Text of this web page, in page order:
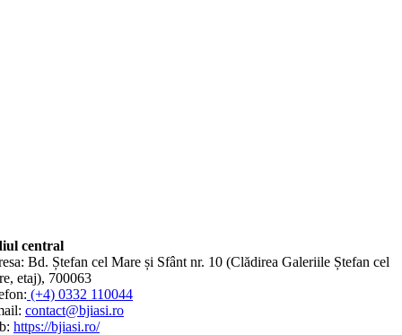
central
Bd. Ștefan cel Mare și Sfânt nr. 10 (Clădirea Galeriile Ștefan cel
etaj), 700063
(+4) 0332 110044
contact@bjiasi.ro
https://bjiasi.ro/